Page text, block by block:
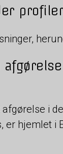
i
hjemlet